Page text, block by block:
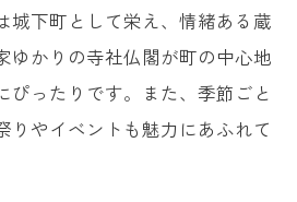
城下町として栄え、情緒ある蔵
ゆかりの寺社仏閣が町の中心地
ぴったりです。また、季節ごと
りやイベントも魅力にあふれて